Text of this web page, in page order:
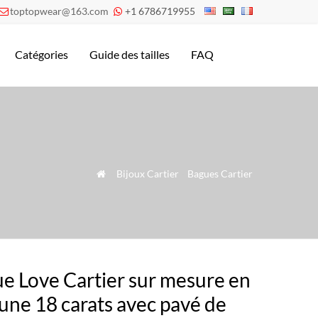
toptopwear@163.com  +1 6786719955
Catégories Guide des tailles FAQ
 Bijoux Cartier Bagues Cartier
Love Cartier sur mesure en
18 carats avec pavé de